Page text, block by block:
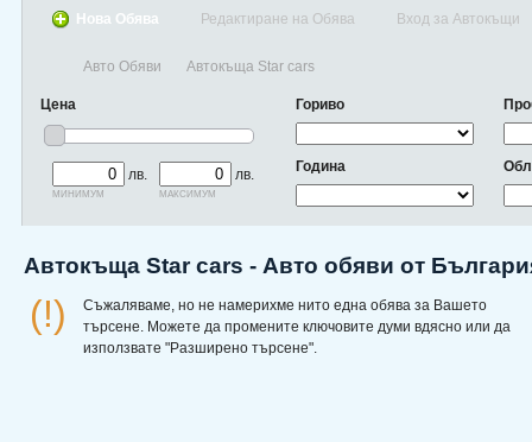
Нова Обява Редактиране на Обява Вход за Автокъщи
Авто Обяви Автокъща Star cars
Цена
лв.
минимум
лв.
максимум
Гориво
Година
Автокъща Star cars - Авто обяви от
(!)
Съжаляваме, но не намерихме нито една обява за Вашето
търсене. Можете да промените ключовите думи вдясно или да
използвате "Разширено търсене".